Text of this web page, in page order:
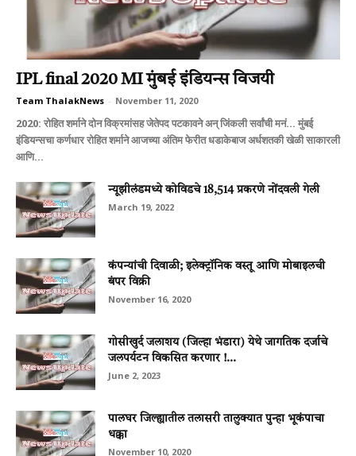
IPL final 2020 MI मुंबई इंडियन्स विजयी
Team ThalakNews - November 11, 2020
2020: रोहित शर्माने दोन विक्रमांसह जेतेपद पटकावने अन् जिंकली सर्वांची मनं... मुंबई
इंडियन्सचा कर्णधार रोहित शर्माने आजच्या अंतिम फेरीत धडाकेबाज अर्धशतकी खेळी साकारली
आणि...
न्यूझीलंडमध्ये कोविडचे 18,514 प्रकरणे नोंदवली गेली
March 19, 2022
कंपन्यांची दिवाळी; इलेक्ट्रॉनिक वस्तू आणि मोबाइलची
बंपर विक्री
November 16, 2020
गोसीखुर्द जलाशय (जिल्‍हा भंडारा) येथे जागतिक दर्जाचे
जलपर्यटन विकसित करणार !...
June 2, 2023
पालघर जिल्ह्यातील तलासरी तालुक्यात पुन्हा भूकंपाचा
धक्का
November 10, 2020